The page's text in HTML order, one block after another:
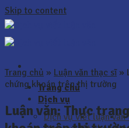
Skip to content
Trang chủ
Dịch vụ
Dịch vụ viết luận văn
Trang chủ » Luận văn thạc sĩ»
chứng khoán trên thị trường
Luận văn: Thực